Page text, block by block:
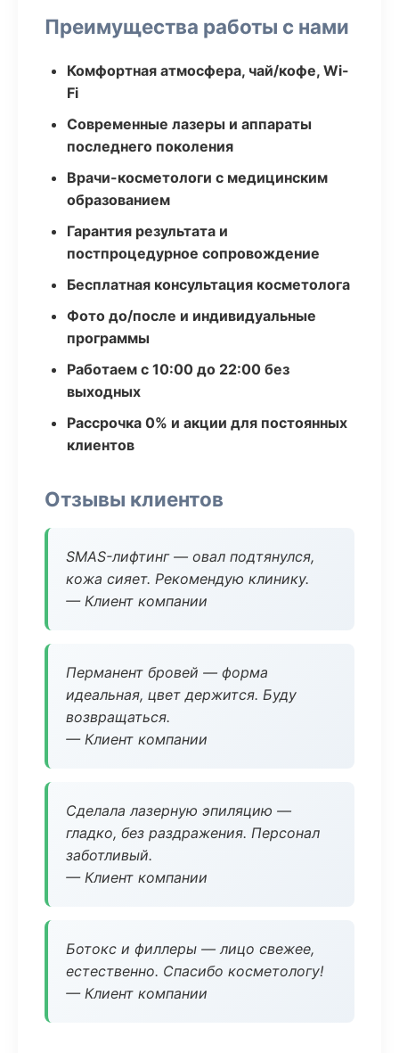
Преимущества работы с нами
Комфортная атмосфера, чай/кофе, Wi-
Fi
Современные лазеры и аппараты
последнего поколения
Врачи-косметологи с медицинским
образованием
Гарантия результата и
постпроцедурное сопровождение
Бесплатная консультация косметолога
Фото до/после и индивидуальные
программы
Работаем с 10:00 до 22:00 без
выходных
Рассрочка 0% и акции для постоянных
клиентов
Отзывы клиентов
SMAS-лифтинг — овал подтянулся,
кожа сияет. Рекомендую клинику.
— Клиент компании
Перманент бровей — форма
идеальная, цвет держится. Буду
возвращаться.
— Клиент компании
Сделала лазерную эпиляцию —
гладко, без раздражения. Персонал
заботливый.
— Клиент компании
Ботокс и филлеры — лицо свежее,
естественно. Спасибо косметологу!
— Клиент компании